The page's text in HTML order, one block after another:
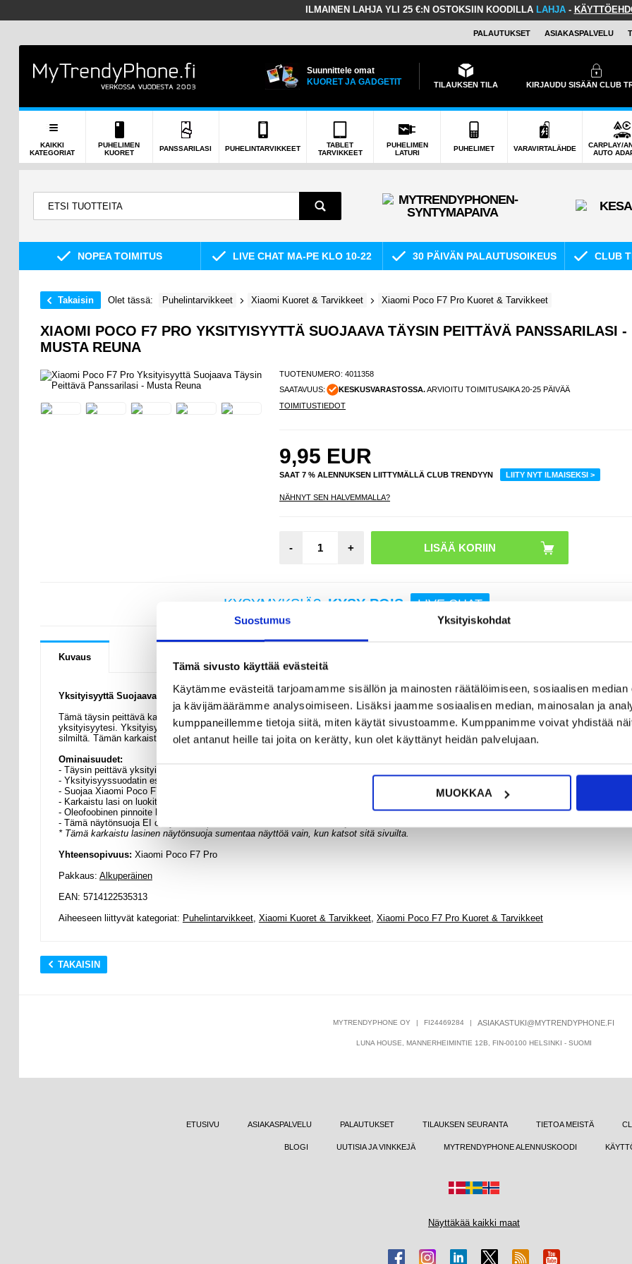
Suostumus Yksityiskohdat
Tämä sivusto käyttää evästeitä
Käytämme evästeitä tarjoamamme sisällön ja mainosten räätälöimiseen, sosiaalisen
ja kävijämäärämme analysoimiseen. Lisäksi jaamme sosiaalisen median, mainosalan ja
kumppaneillemme tietoja siitä, miten käytät sivustoamme. Kumppanimme voivat yhdistää
olet antanut heille tai joita on kerätty, kun olet käyttänyt heidän palvelujaan.
MUOKKAA
ILMAINEN LAHJA YLI 25 €:N OSTOKSIIN KOODILLA LAHJA-
PALAUTUKSET ASIAKASPALVELU
Suunnittele omat
KUORET JA GADGETIT
TILAUKSEN TILA KIRJAUDU SISÄÄN CLUB
KAIKKI
KATEGORIAT
PUHELIMEN
KUORET
PANSSARILASI PUHELINTARVIKKEET
TABLET
TARVIKKEET
PUHELIMEN
LATURI
PUHELIMET VARAVIRTALÄHDE
CARPLAY/
AUTO
NOPEA TOIMITUS LIVE CHAT MA-PE KLO 10-22 30 PÄIVÄN PALAUTUSOIKEUS CLUB
Takaisin Olet tässä: Puhelintarvikkeet Xiaomi Kuoret & Tarvikkeet Xiaomi Poco F7 Pro Kuoret & Tarvikkeet
XIAOMI POCO F7 PRO YKSITYISYYTTÄ SUOJAAVA TÄYSIN PEITTÄVÄ PANSSARILASI -
MUSTA REUNA
TUOTENUMERO:4011358
SAATAVUUS:
KESKUSVARASTOSSA.ARVIOITU TOIMITUSAIKA 20-25 PÄIVÄÄ
TOIMITUSTIEDOT
9,95 EUR
SAAT 7 % ALENNUKSEN LIITTYMÄLLÄ CLUB TRENDYYN LIITY NYT ILMAISEKSI >
NÄHNYT SEN HALVEMMALLA?
- +
KYSYMYKSIÄ? KYSY POIS LIVE CHAT
Kuvaus
Yksityisyyttä Suojaava Täysin Peittävä Panssarilasi - Xiaomi Poco F7 Pro
Tämä täysin peittävä karkaistu lasinen näytönsuoja on lopullinen ratkaisu Xiaomi Poco F7 Pro:n näytön suojaamiseen samalla kun se
yksityisyytesi. Yksityisyyssuodatin on tämän karkaistun lasin huomattava ominaisuus, suunniteltu suojaamaan arkaluontoisia tietoja
silmiltä. Tämän karkaistun lasin täyskattava muotoilu varmistaa, että jokainen Xiaomi Poco F7 Pro:n näytön nurkka on suojattu.
Ominaisuudet:
- Täysin peittävä yksityisyyttä suojaava karkaistu lasinen näytönsuoja Xiaomi Poco F7 Pro:lle
- Yksityisyyssuodatin estää muiden näkemästä näyttöäsi
- Suojaa Xiaomi Poco F7 Pro:n näyttöä päivittäisiltä vaurioilta
- Karkaistu lasi on luokiteltu 9H-kovuudella, mikä tarkoittaa, että se on 9 kertaa kovempaa kuin tavallinen lasi
- Oleofoobinen pinnoite hylkii sormenjälkiä ja öljyä
- Tämä näytönsuoja EI ole yhteensopiva Xiaomi Poco F7 Pro -sormenjälkitunnistimen kanssa
* Tämä karkaistu lasinen näytönsuoja sumentaa näyttöä vain, kun katsot sitä sivuilta.
Yhteensopivuus: Xiaomi Poco F7 Pro
Pakkaus: Alkuperäinen
EAN: 5714122535313
Aiheeseen liittyvät kategoriat: Puhelintarvikkeet, Xiaomi Kuoret & Tarvikkeet, Xiaomi Poco F7 Pro Kuoret & Tarvikkeet
TAKAISIN
K80/
MYTRENDYPHONE OY | FI24469284 | ASIAKASTUKI@MYTRENDYPHONE.FI
LUNA HOUSE, MANNERHEIMINTIE 12B, FIN-00100 HELSINKI - SUOMI
ETUSIVU ASIAKASPALVELU PALAUTUKSET TILAUKSEN SEURANTA TIETOA MEISTÄ
BLOGI UUTISIA JA VINKKEJÄ MYTRENDYPHONE ALENNUSKOODI
Näyttäkää kaikki maat